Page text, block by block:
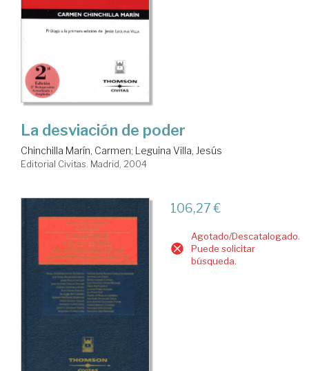
La desviación de poder
Chinchilla Marín, Carmen; Leguina Villa, Jesús
Editorial Civitas. Madrid, 2004
106,27 €
Agotado/Descatalogado.
Puede solicitar
búsqueda.